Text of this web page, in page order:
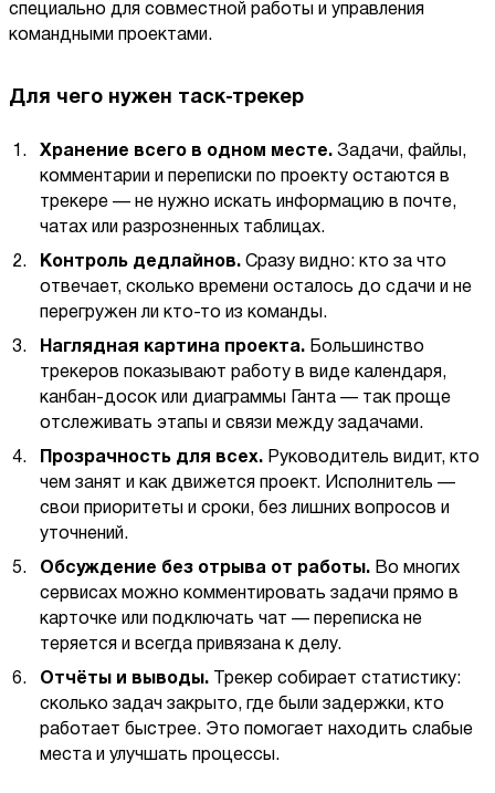
специально для совместной работы и управления
командными проектами.
Для чего нужен таск-трекер
Хранение всего в одном месте. Задачи, файлы,
комментарии и переписки по проекту остаются в
трекере — не нужно искать информацию в почте,
чатах или разрозненных таблицах.
Контроль дедлайнов. Сразу видно: кто за что
отвечает, сколько времени осталось до сдачи и не
перегружен ли кто-то из команды.
Наглядная картина проекта. Большинство
трекеров показывают работу в виде календаря,
канбан-досок или диаграммы Ганта — так проще
отслеживать этапы и связи между задачами.
Прозрачность для всех. Руководитель видит, кто
чем занят и как движется проект. Исполнитель —
свои приоритеты и сроки, без лишних вопросов и
уточнений.
Обсуждение без отрыва от работы. Во многих
сервисах можно комментировать задачи прямо в
карточке или подключать чат — переписка не
теряется и всегда привязана к делу.
Отчёты и выводы. Трекер собирает статистику:
сколько задач закрыто, где были задержки, кто
работает быстрее. Это помогает находить слабые
места и улучшать процессы.